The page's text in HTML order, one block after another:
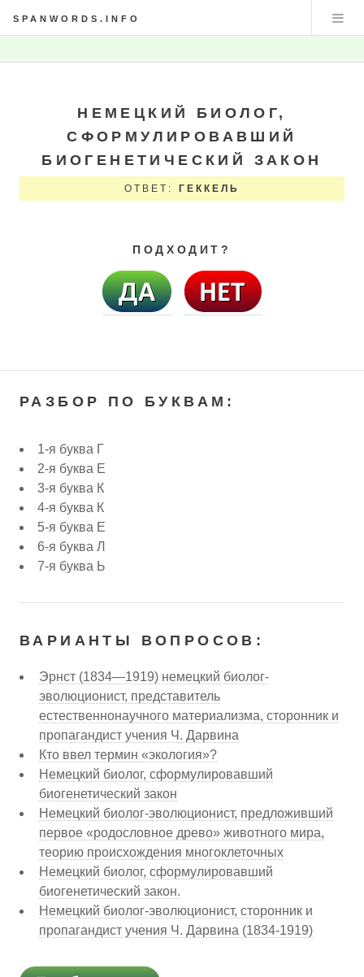
SPANWORDS.INFO
НЕМЕЦКИЙ БИОЛОГ,
СФОРМУЛИРОВАВШИЙ
БИОГЕНЕТИЧЕСКИЙ ЗАКОН
ОТВЕТ: ГЕККЕЛЬ
ПОДХОДИТ?
РАЗБОР ПО БУКВАМ:
1-я буква Г
2-я буква Е
3-я буква К
4-я буква К
5-я буква Е
6-я буква Л
7-я буква Ь
ВАРИАНТЫ ВОПРОСОВ:
Эрнст (1834—1919) немецкий биолог-
эволюционист, представитель
естественнонаучного материализма, сторонник и
пропагандист учения Ч. Дарвина
Кто ввел термин «экология»?
Немецкий биолог, сформулировавший
биогенетический закон
Немецкий биолог-эволюционист, предложивший
первое «родословное древо» животного мира,
теорию происхождения многоклеточных
Немецкий биолог, сформулировавший
биогенетический закон.
Немецкий биолог-эволюционист, сторонник и
пропагандист учения Ч. Дарвина (1834-1919)